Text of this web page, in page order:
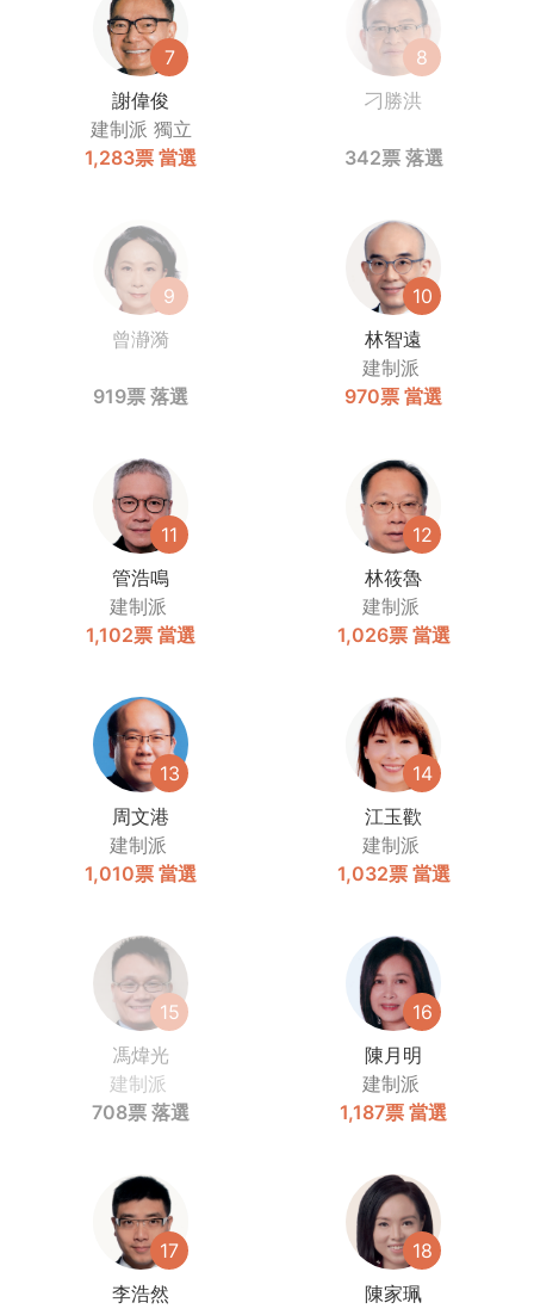
7
謝偉俊
建制派 獨立
1,283票 當選
8
刁勝洪
342票 落選
9
曾瀞漪
919票 落選
10
林智遠
建制派
970票 當選
11
管浩鳴
建制派
1,102票 當選
12
林筱魯
建制派
1,026票 當選
13
周文港
建制派
1,010票 當選
14
江玉歡
建制派
1,032票 當選
15
馮煒光
建制派
708票 落選
16
陳月明
建制派
1,187票 當選
17
李浩然
18
陳家珮